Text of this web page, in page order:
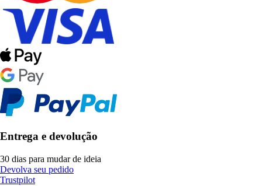
Entrega e devolução
30 dias para mudar de ideia
Devolva seu pedido
Trustpilot